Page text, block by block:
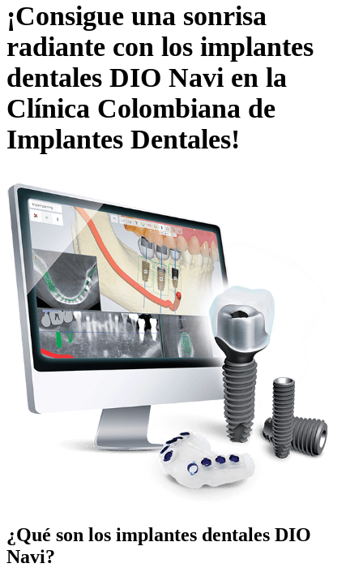
¡Consigue una sonrisa
radiante con los implantes
dentales DIO Navi en la
Clínica Colombiana de
Implantes Dentales!
¿Qué son los implantes dentales DIO
Navi?